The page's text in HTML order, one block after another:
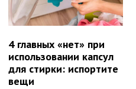
4 главных «нет» при
использовании капсул
для стирки: испортите
вещи